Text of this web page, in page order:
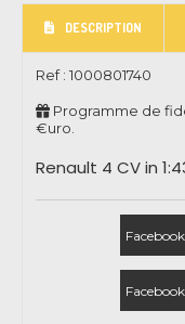
DESCRIPTION
Ref : 1000801740
Programme de
€uro.
Renault 4 CV in